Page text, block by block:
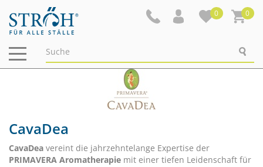
0 0
Navigation
ein-/ausblenden
CavaDea
CavaDea vereint die jahrzehntelange Expertise der
PRIMAVERA Aromatherapie mit einer tiefen Leidenschaft für